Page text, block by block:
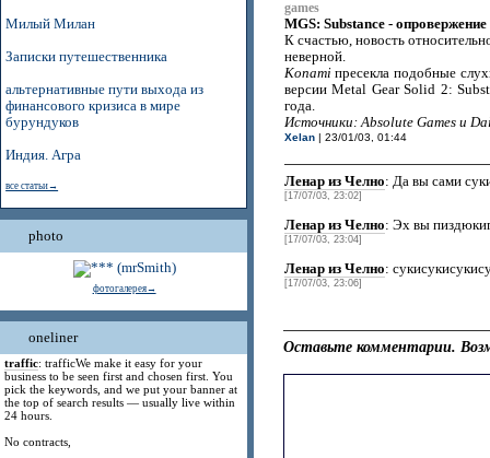
Милый Милан
Записки путешественника
альтернативные пути выхода из
финансового кризиса в мире
бурундуков
Индия. Агра
все статьи→
photo
фотогалерея→
oneliner
traffic: trafficWe make it easy for your
business to be seen first and chosen first. You
pick the keywords, and we put your banner at
the top of search results — usually live within
24 hours.
No contracts,
games
MGS: Substance - oпровержение
К счастью, новость
неверной.
Konamiпресекла подобные
версии Metal Gear Solid 2:
года.
Источники: Absolute Games и
Xelan| 23/01/03, 01:44
Ленар из Челно: Да вы сами
[17/07/03, 23:02]
Ленар из Челно: Эх вы
[17/07/03, 23:04]
Ленар из Челно:
[17/07/03, 23:06]
Оставьте комментарии.